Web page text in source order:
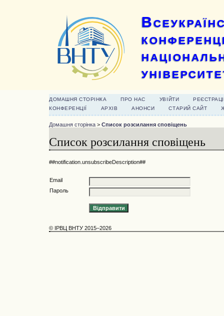
ДОМАШНЯ СТОРІНКА ПРО НАС УВІЙТИ
КОНФЕРЕНЦІЇ
АРХІВ АНОНСИ СТАРИЙ САЙТ
Домашня сторінка > Список розсилання сповіщень
Список розсилання сповіщень
##notification.unsubscribeDescription##
Email
Пароль
© ІРВЦ ВНТУ 2015–2026